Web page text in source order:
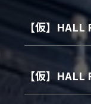
【仮】HALL
【仮】HALL